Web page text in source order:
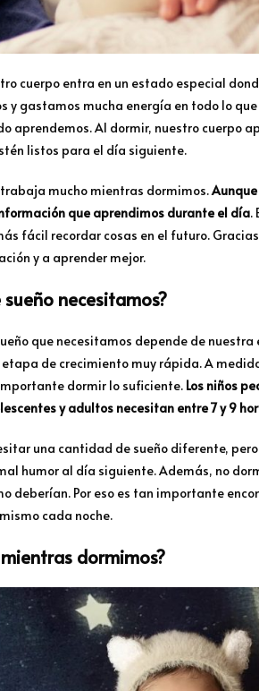
cuerpo entra en un estado especial
y gastamos mucha energía en todo lo
aprendemos. Al dormir, nuestro cuerpo
listos para el día siguiente.
mucho mientras dormimos.
que aprendimos durante el día.
fácil recordar cosas en el futuro.
y a aprender mejor.
necesitamos?
que necesitamos depende de
de crecimiento muy rápida. A
dormir lo suficiente. Los niños
y adultos necesitan entre 7 y 9
una cantidad de sueño diferente,
humor al día siguiente. Además, no
deberían. Por eso es tan importante
cada noche.
dormimos?